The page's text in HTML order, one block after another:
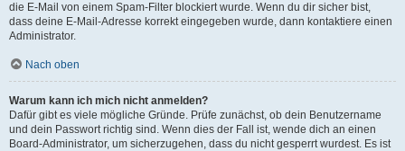
die E-Mail von einem Spam-Filter blockiert wurde. Wenn du dir sicher bist,
dass deine E-Mail-Adresse korrekt eingegeben wurde, dann kontaktiere einen
Administrator.
Nach oben
Warum kann ich mich nicht anmelden?
Dafür gibt es viele mögliche Gründe. Prüfe zunächst, ob dein Benutzername
und dein Passwort richtig sind. Wenn dies der Fall ist, wende dich an einen
Board-Administrator, um sicherzugehen, dass du nicht gesperrt wurdest. Es ist